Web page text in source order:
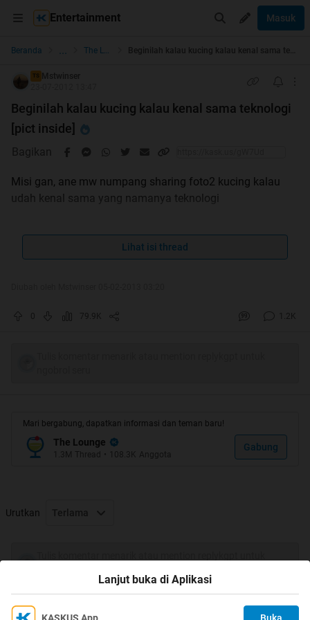
Entertainment Masuk
Beranda ... The Lounge Beginilah kalau kucing kalau kenal sama teknologi [pict inside]
TS
Mstwinser
Beginilah kalau kucing kalau kenal sama teknologi
[pict inside]
Bagikan
Misi gan, ane mw numpang sharing foto2 kucing kalau
udah kenal sama yang namanya teknologi
[/spoiler]
Quote:
Lihat isi thread
0 79.9K 1.2K
Mari bergabung, dapatkan informasi dan teman baru!
The Lounge
1.3M Thread • 108.3K Anggota
Gabung
Urutkan Terlama
Lanjut buka di Aplikasi